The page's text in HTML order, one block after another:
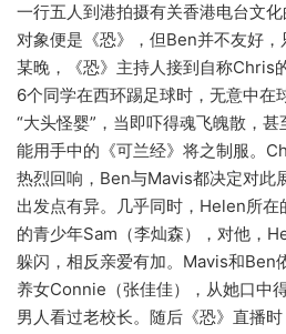
一行五人到港拍摄有关香港电台文
对象便是《恐》，但Ben并不友好，
某晚，《恐》主持人接到自称Chris
6个同学在西环踢足球时，无意中在
“大头怪婴”，当即吓得魂飞魄散，
能用手中的《可兰经》将之制服。
热烈回响，Ben与Mavis都决定对此
出发点有异。几乎同时，Helen所
的青少年Sam（李灿森），对他，
躲闪，相反亲爱有加。Mavis和Ben
养女Connie（张佳佳），从她口中
男人看过老校长。随后《恐》直播